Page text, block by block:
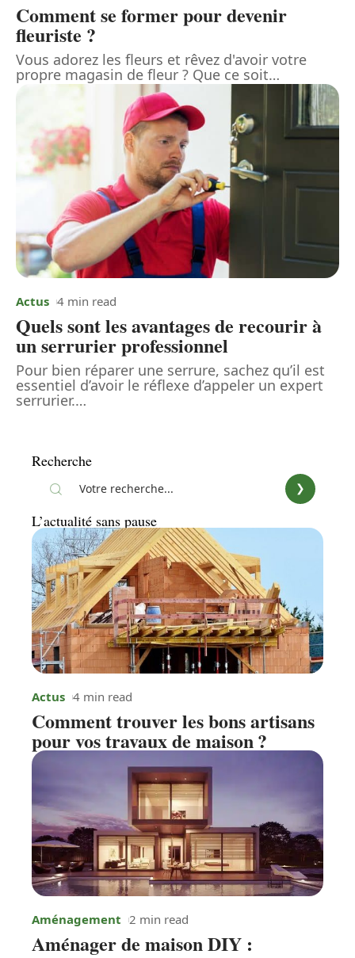
Comment se former pour devenir
fleuriste ?
Vous adorez les fleurs et rêvez d'avoir votre
propre magasin de fleur ? Que ce soit…
Actus 4 min read
Quels sont les avantages de recourir à
un serrurier professionnel
Pour bien réparer une serrure, sachez qu’il est
essentiel d’avoir le réflexe d’appeler un expert
serrurier.…
Recherche
L’actualité sans pause
Actus 4 min read
Comment trouver les bons artisans
pour vos travaux de maison ?
Aménagement 2 min read
Aménager de maison DIY :